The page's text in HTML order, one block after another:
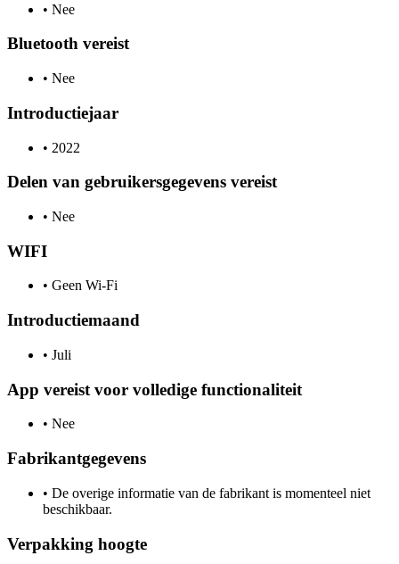
• Nee
Bluetooth vereist
• Nee
Introductiejaar
• 2022
Delen van gebruikersgegevens vereist
• Nee
WIFI
• Geen Wi-Fi
Introductiemaand
• Juli
App vereist voor volledige functionaliteit
• Nee
Fabrikantgegevens
• De overige informatie van de fabrikant is momenteel niet
beschikbaar.
Verpakking hoogte